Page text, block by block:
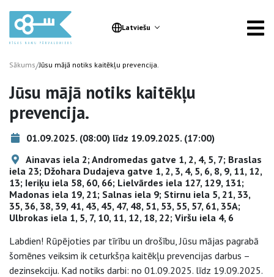
Latviešu
Sākums/Jūsu mājā notiks kaitēkļu prevencija.
Jūsu mājā notiks kaitēkļu
prevencija.
01.09.2025. (08:00) līdz 19.09.2025. (17:00)
Ainavas iela 2; Andromedas gatve 1, 2, 4, 5, 7; Braslas
iela 23; Džohara Dudajeva gatve 1, 2, 3, 4, 5, 6, 8, 9, 11, 12,
13; Ieriķu iela 58, 60, 66; Lielvārdes iela 127, 129, 131;
Madonas iela 19, 21; Salnas iela 9; Stirnu iela 5, 21, 33,
35, 36, 38, 39, 41, 43, 45, 47, 48, 51, 53, 55, 57, 61, 35A;
Ulbrokas iela 1, 5, 7, 10, 11, 12, 18, 22; Viršu iela 4, 6
Labdien! Rūpējoties par tīrību un drošību, Jūsu mājas pagrabā
šomēnes veiksim ik ceturkšņa kaitēkļu prevencijas darbus –
dezinsekciju. Kad notiks darbi: no 01.09.2025. līdz 19.09.2025.